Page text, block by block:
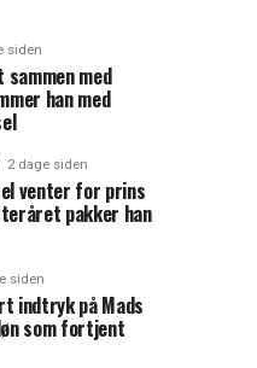
siden
med
han med
2 dage siden
venter for prins
pakker han
siden
indtryk på Mads
som fortjent